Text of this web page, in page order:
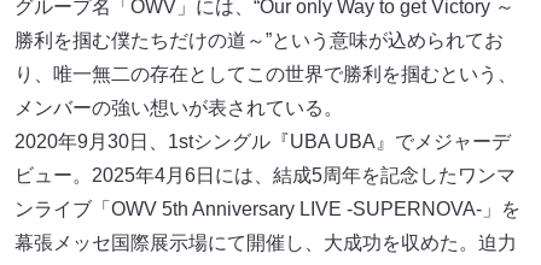
グループ名「OWV」には、“Our only Way to get Victory ～
勝利を掴む僕たちだけの道～”という意味が込められてお
り、唯一無二の存在としてこの世界で勝利を掴むという、
メンバーの強い想いが表されている。
2020年9月30日、1stシングル『UBA UBA』でメジャーデ
ビュー。2025年4月6日には、結成5周年を記念したワンマ
ンライブ「OWV 5th Anniversary LIVE -SUPERNOVA-」を
幕張メッセ国際展示場にて開催し、大成功を収めた。迫力